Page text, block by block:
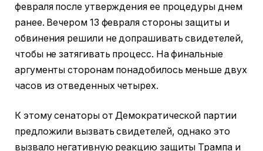
февраля после утверждения ее процедуры днем
ранее. Вечером 13 февраля стороны защиты и
обвинения решили не допрашивать свидетелей,
чтобы не затягивать процесс. На финальные
аргументы сторонам понадобилось меньше двух
часов из отведенных четырех.
К этому сенаторы от Демократической партии
предложили вызвать свидетелей, однако это
вызвало негативную реакцию защиты Трампа и